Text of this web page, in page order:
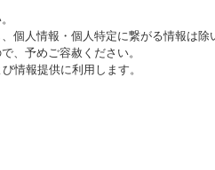
個人情報・個人特定に繋がる情報は除
、予めご容赦ください。
情報提供に利用します。